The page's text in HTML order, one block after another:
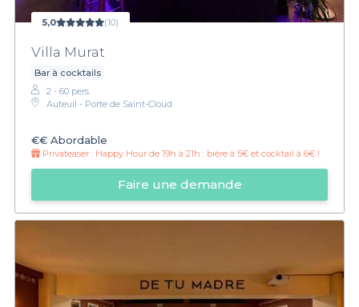
5,0 (10)
Villa Murat
Bar à cocktails
2 - 60 pers.
Auteuil - Porte de Saint-Cloud
€€ Abordable
Privateaser : Happy Hour de 19h à 21h : bière à 5€ et cocktail à 6€ !
Faire une demande